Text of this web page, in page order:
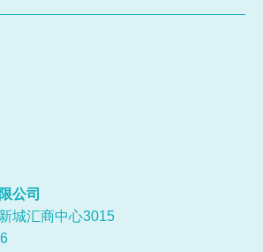
公司
城汇商中心3015